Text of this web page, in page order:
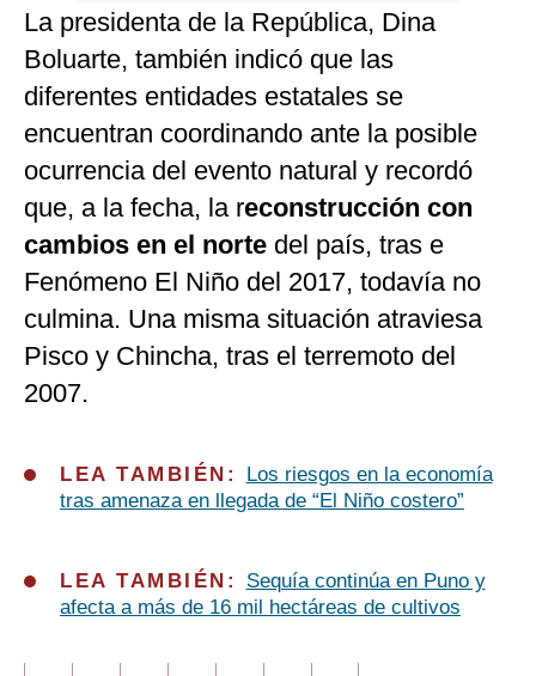
La presidenta de la República, Dina
Boluarte, también indicó que las
diferentes entidades estatales se
encuentran coordinando ante la posible
ocurrencia del evento natural y recordó
que, a la fecha, la reconstrucción con
cambios en el norte del país, tras e
Fenómeno El Niño del 2017, todavía no
culmina. Una misma situación atraviesa
Pisco y Chincha, tras el terremoto del
2007.
LEA TAMBIÉN:
Los riesgos en la economía
tras amenaza en llegada de “El Niño costero”
LEA TAMBIÉN: Sequía continúa en Puno y
afecta a más de 16 mil hectáreas de cultivos